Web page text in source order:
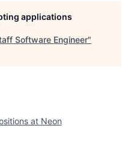
applications
Software Engineer"
at Neon